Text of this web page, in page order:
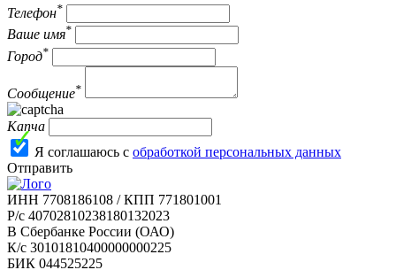
Телефон*
Ваше имя*
Город*
Сообщение*
Капча
Я соглашаюсь с обработкой персональных данных
Отправить
ИНН 7708186108 / КПП 771801001
Р/с 40702810238180132023
В Сбербанке России (ОАО)
К/с 30101810400000000225
БИК 044525225